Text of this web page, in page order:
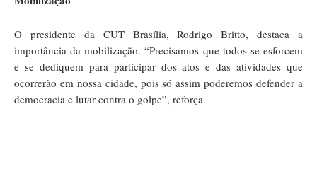
O presidente da CUT Brasília, Rodrigo Britto, destaca a
importância da mobilização. “Precisamos que todos se esforcem
e se dediquem para participar dos atos e das atividades que
ocorrerão em nossa cidade, pois só assim poderemos defender a
democracia e lutar contra o golpe”, reforça.